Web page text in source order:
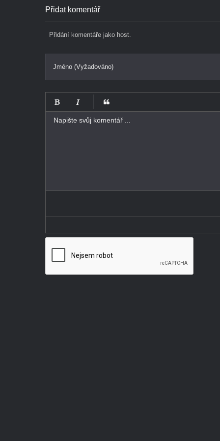
Přidat komentář
Přidání komentáře jako host.
Jméno (Vyžadováno)
-
-